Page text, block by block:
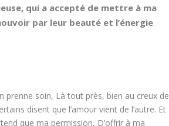
qui a accepté de mettre à ma
par leur beauté et l’énergie
prenne soin, Là tout près, bien au creux de
disent que l’amour vient de l’autre. Et
que ma permission, D’offrir à ma